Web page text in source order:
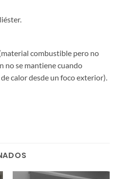
combustible pero no
no se mantiene cuando
calor desde un foco exterior).